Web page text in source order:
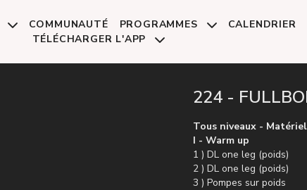
COMMUNAUTÉ PROGRAMMES
CALENDRIER
TÉLÉCHARGER L'APP
224 -
Tous niveaux -
I - Warm up
1 ) DL one leg (poids)
2 ) DL one leg (poids)
3 ) Pompes sur poids